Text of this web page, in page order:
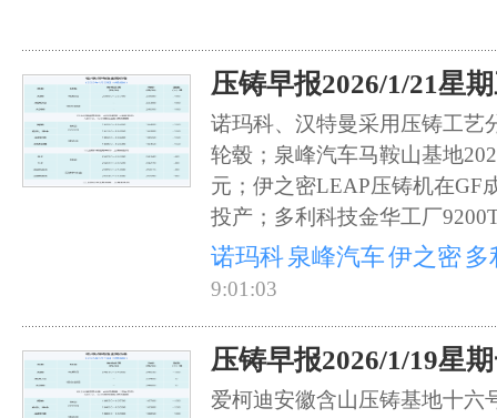
压铸早报2026/1/21星
诺玛科、汉特曼采用压铸工艺
轮毂；泉峰汽车马鞍山基地
元；伊之密LEAP压铸机在GF
投产；多利科技金华工厂
诺玛科泉峰汽车伊之密 多
9:01:03
压铸早报2026/1/19星
爱柯迪安徽含山压铸基地十六